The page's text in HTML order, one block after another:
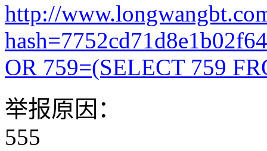
http://
OR 759=(SELECT 759
举报原因：
555